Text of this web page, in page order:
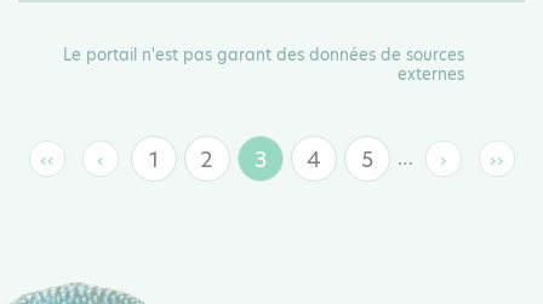
Le portail n'est pas garant des données de sources
externes
Première
‹‹
Page
‹ Page
1 Page
2
Page
3 Page
4 Page
5 …
Page
› ››